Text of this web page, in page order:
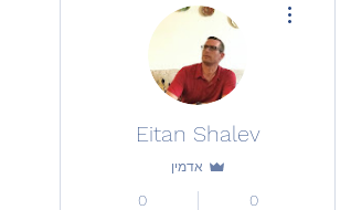
Eitan Shalev
אדמין
0
0